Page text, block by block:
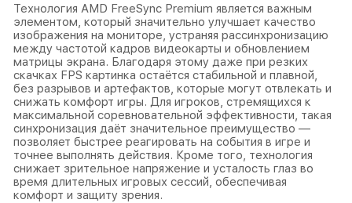
Технология AMD FreeSync Premium является важным
элементом, который значительно улучшает качество
изображения на мониторе, устраняя рассинхронизацию
между частотой кадров видеокарты и обновлением
матрицы экрана. Благодаря этому даже при резких
скачках FPS картинка остаётся стабильной и плавной,
без разрывов и артефактов, которые могут отвлекать и
снижать комфорт игры. Для игроков, стремящихся к
максимальной соревновательной эффективности, такая
синхронизация даёт значительное преимущество —
позволяет быстрее реагировать на события в игре и
точнее выполнять действия. Кроме того, технология
снижает зрительное напряжение и усталость глаз во
время длительных игровых сессий, обеспечивая
комфорт и защиту зрения.